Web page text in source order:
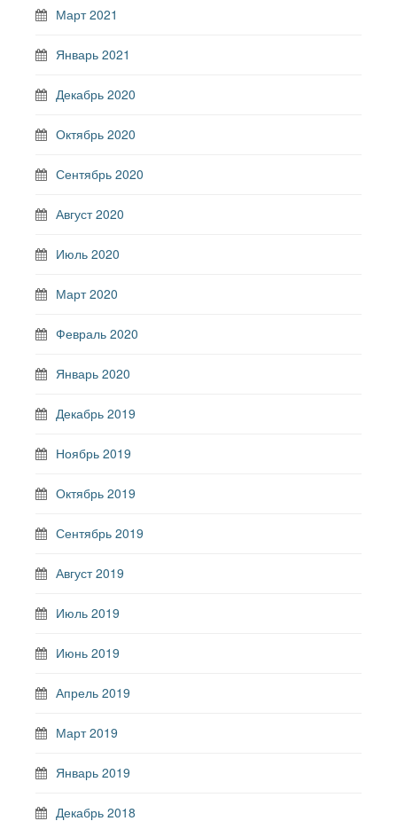
Март 2021
Январь 2021
Декабрь 2020
Октябрь 2020
Сентябрь 2020
Август 2020
Июль 2020
Март 2020
Февраль 2020
Январь 2020
Декабрь 2019
Ноябрь 2019
Октябрь 2019
Сентябрь 2019
Август 2019
Июль 2019
Июнь 2019
Апрель 2019
Март 2019
Январь 2019
Декабрь 2018